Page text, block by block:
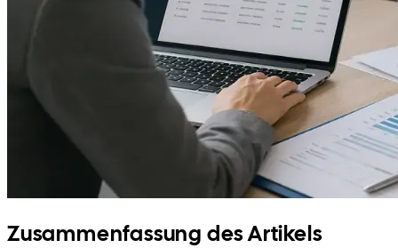
Zusammenfassung des Artikels